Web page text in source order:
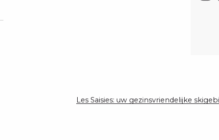
Les Saisies: uw gezinsvriendelijke